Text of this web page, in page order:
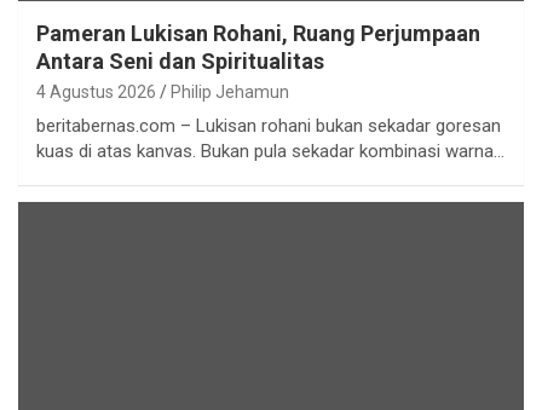
Pameran Lukisan Rohani, Ruang Perjumpaan
Antara Seni dan Spiritualitas
4 Agustus 2026 Philip Jehamun
beritabernas.com – Lukisan rohani bukan sekadar goresan
kuas di atas kanvas. Bukan pula sekadar kombinasi warna…